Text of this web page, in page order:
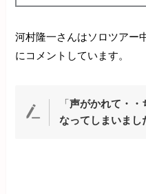
河村隆一さんはソロツアー
にコメントしています。
「声がかれて・・
なってしまいまし